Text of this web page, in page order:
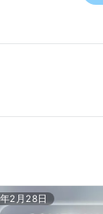
2月28日